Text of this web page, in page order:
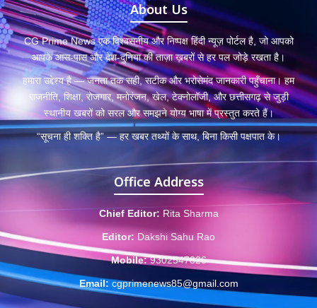
About Us
CG Prime News एक विश्वसनीय और निष्पक्ष हिंदी न्यूज़ पोर्टल है, जो आपको
आपके आस-पास और देश-दुनिया की ताज़ा ख़बरों से हर पल जोड़े रखता है।
हमारा उद्देश्य है — जनता तक सही, सटीक और भरोसेमंद जानकारी पहुँचाना। हम
राजनीति, शिक्षा, रोजगार, मनोरंजन, खेल, टेक्नोलॉजी, और छत्तीसगढ़ से जुड़ी
स्थानीय खबरों को सरल और समझने योग्य भाषा में प्रस्तुत करते हैं।
“सूचना ही शक्ति है” — हर खबर तथ्यों के साथ, बिना किसी पक्षपात के।
Office Address
Chief Editor: Rita Sharma
Editor: Dakshi Sahu Rao
Mobile: 9302547826
Email: cgprimenews85@gmail.com